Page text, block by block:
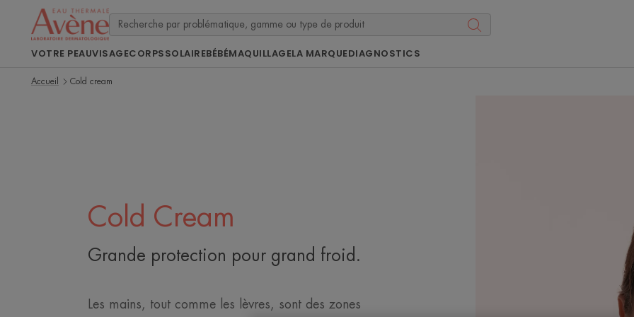
VOTRE PEAUVISAGECORPSSOLAIREBÉBÉMAQUILLAGELA MARQUEDIAGNOSTICS
Accueil Cold cream
Cold Cream
Grande protection pour grand froid.
Les mains, tout comme les lèvres, sont des zones